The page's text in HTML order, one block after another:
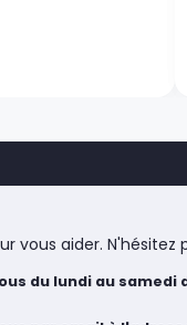
vous aider.
du lundi au samedi